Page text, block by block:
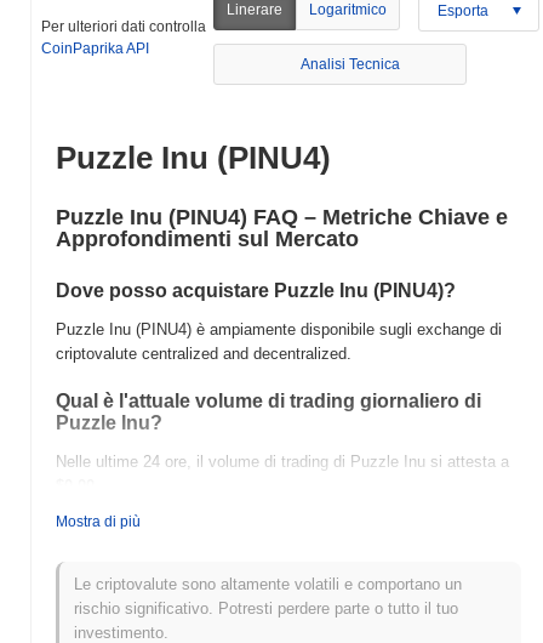
Per ulteriori dati controlla
CoinPaprika API
Linerare Logaritmico Esporta
Analisi Tecnica
Puzzle Inu (PINU4)
Puzzle Inu (PINU4) FAQ – Metriche Chiave e
Approfondimenti sul Mercato
Dove posso acquistare Puzzle Inu (PINU4)?
Puzzle Inu (PINU4) è ampiamente disponibile sugli exchange di
criptovalute centralized and decentralized.
Qual è l'attuale volume di trading giornaliero di
Puzzle Inu?
Nelle ultime 24 ore, il volume di trading di Puzzle Inu si attesta a
Qual è lo storico della fascia di prezzo di Puzzle
Massimo Storico (ATH):$0.0 301
Minimo Storico (ATL):
Mostra di più
Le criptovalute sono altamente volatili e comportano un
rischio significativo. Potresti perdere parte o tutto il tuo
investimento.